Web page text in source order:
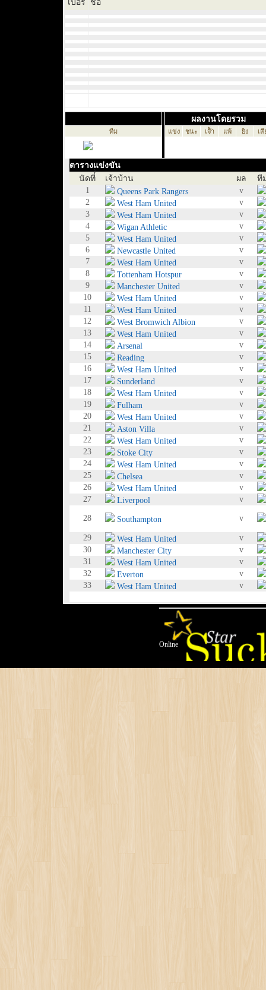
เบอร์ ชื่อ
ผลงานโดยรวม
ทีม แข่ง ชนะ เจ๊้า แพ้ ยิง เสี
ตารางแข่งขัน
นัดที่์่
เจ้าบ้าน ผล
ที
1
Queens Park Rangers
v
2
West Ham United
v
3
West Ham United
v
4
Wigan Athletic
v
5
West Ham United
v
6
Newcastle United
v
7
West Ham United
v
8
Tottenham Hotspur
v
9
Manchester United
v
10
West Ham United
v
11
West Ham United
v
12
West Bromwich Albion
v
13
West Ham United
v
14
Arsenal
v
15
Reading
v
16
West Ham United
v
17
Sunderland
v
18
West Ham United
v
19
Fulham
v
20
West Ham United
v
21
Aston Villa
v
22
West Ham United
v
23
Stoke City
v
24
West Ham United
v
25
Chelsea
v
26
West Ham United
v
27
Liverpool v
28 Southampton v
29 West Ham United
v
30
Manchester City
v
31
West Ham United
v
32
Everton
v
33
West Ham United v
Online